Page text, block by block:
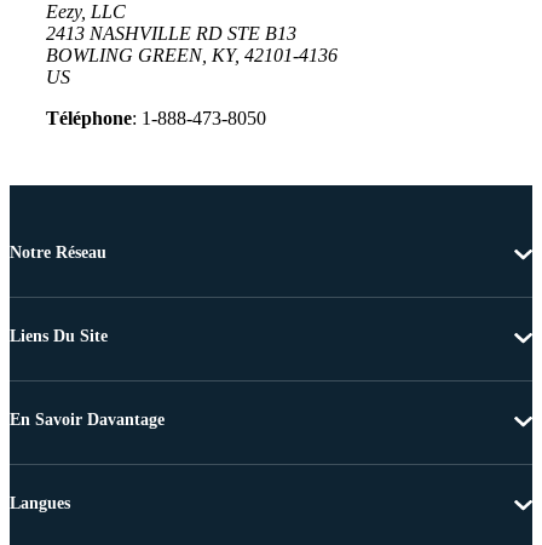
Eezy, LLC
2413 NASHVILLE RD STE B13
BOWLING GREEN, KY, 42101-4136
US
Téléphone: 1-888-473-8050
Notre Réseau
Liens Du Site
En Savoir Davantage
Langues